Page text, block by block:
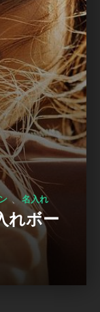
、名入れ
れボー